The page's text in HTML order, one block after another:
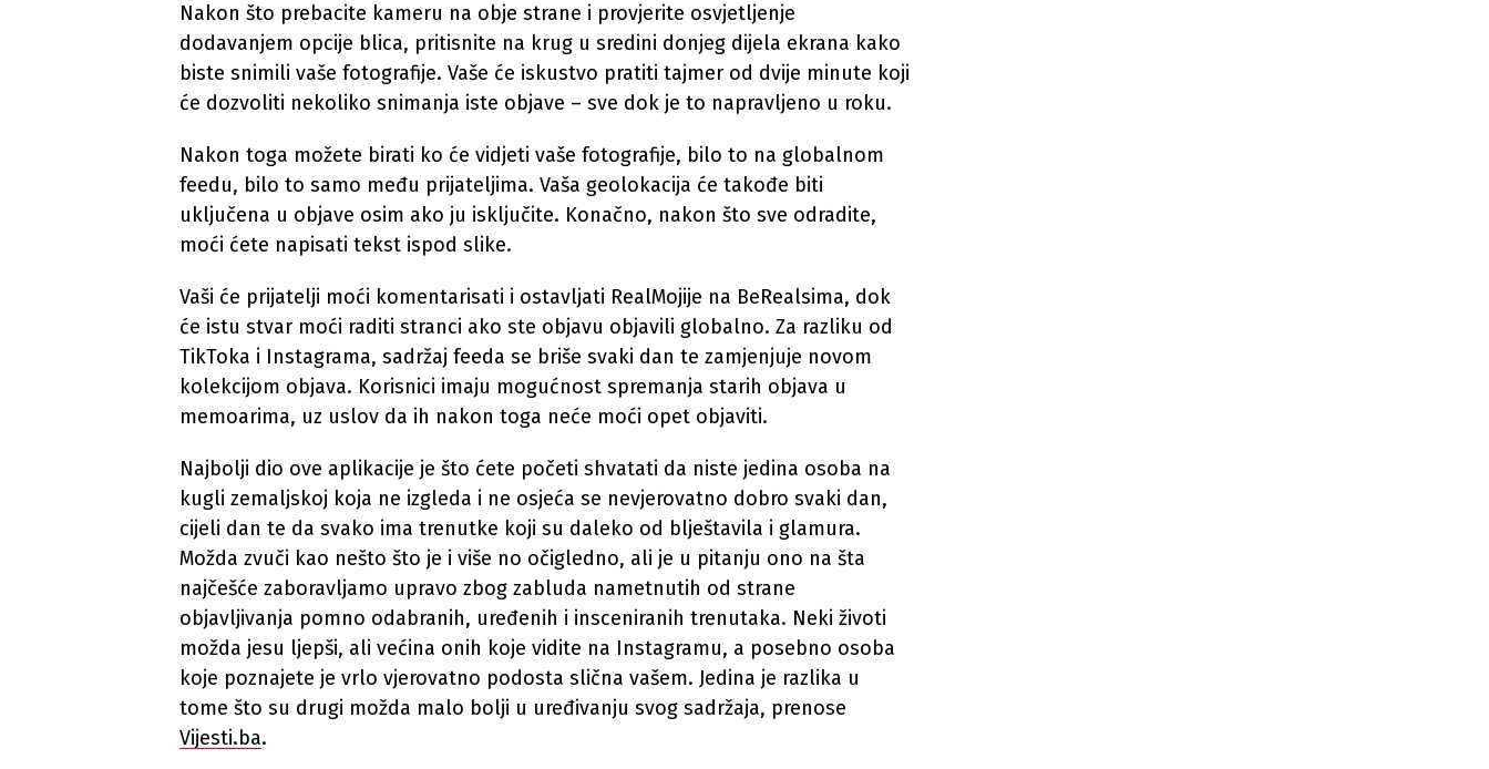
Nakon što prebacite kameru na obje strane i provjerite osvjetljenje
dodavanjem opcije blica, pritisnite na krug u sredini donjeg dijela ekrana kako
biste snimili vaše fotografije. Vaše će iskustvo pratiti tajmer od dvije minute koji
će dozvoliti nekoliko snimanja iste objave – sve dok je to napravljeno u roku.
Nakon toga možete birati ko će vidjeti vaše fotografije, bilo to na globalnom
feedu, bilo to samo među prijateljima. Vaša geolokacija će takođe biti
uključena u objave osim ako ju isključite. Konačno, nakon što sve odradite,
moći ćete napisati tekst ispod slike.
Vaši će prijatelji moći komentarisati i ostavljati RealMojije na BeRealsima, dok
će istu stvar moći raditi stranci ako ste objavu objavili globalno. Za razliku od
TikToka i Instagrama, sadržaj feeda se briše svaki dan te zamjenjuje novom
kolekcijom objava. Korisnici imaju mogućnost spremanja starih objava u
memoarima, uz uslov da ih nakon toga neće moći opet objaviti.
Najbolji dio ove aplikacije je što ćete početi shvatati da niste jedina osoba na
kugli zemaljskoj koja ne izgleda i ne osjeća se nevjerovatno dobro svaki dan,
cijeli dan te da svako ima trenutke koji su daleko od blještavila i glamura.
Možda zvuči kao nešto što je i više no očigledno, ali je u pitanju ono na šta
najčešće zaboravljamo upravo zbog zabluda nametnutih od strane
objavljivanja pomno odabranih, uređenih i insceniranih trenutaka. Neki životi
možda jesu ljepši, ali većina onih koje vidite na Instagramu, a posebno osoba
koje poznajete je vrlo vjerovatno podosta slična vašem. Jedina je razlika u
tome što su drugi možda malo bolji u uređivanju svog sadržaja, prenose
Vijesti.ba.